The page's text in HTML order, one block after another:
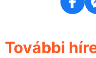
További